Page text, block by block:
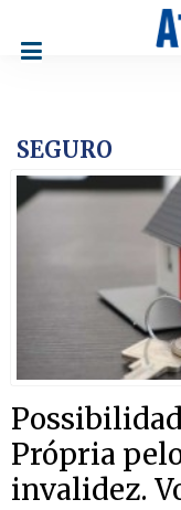
SEGURO
Própria
invalidez.